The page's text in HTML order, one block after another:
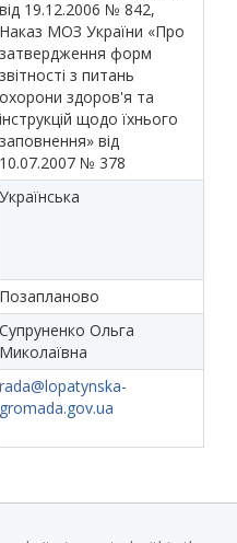
від 19.12.2006 № 842,
Наказ МОЗ України «Про
затвердження форм
звітності з питань
охорони здоров'я та
інструкцій щодо їхнього
заповнення» від
10.07.2007 № 378
Українська
Позапланово
Супруненко Ольга
Миколаївна
rada@lopatynska-
gromada.gov.ua